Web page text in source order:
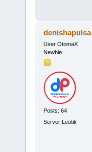
denishapulsa
User OtomaX
Newbie
Posts: 64
Server Leutik